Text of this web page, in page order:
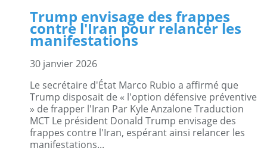
Trump envisage des frappes
contre l'Iran pour relancer les
manifestations
30 janvier 2026
Le secrétaire d'État Marco Rubio a affirmé que
Trump disposait de « l'option défensive préventive
» de frapper l'Iran Par Kyle Anzalone Traduction
MCT Le président Donald Trump envisage des
frappes contre l'Iran, espérant ainsi relancer les
manifestations...